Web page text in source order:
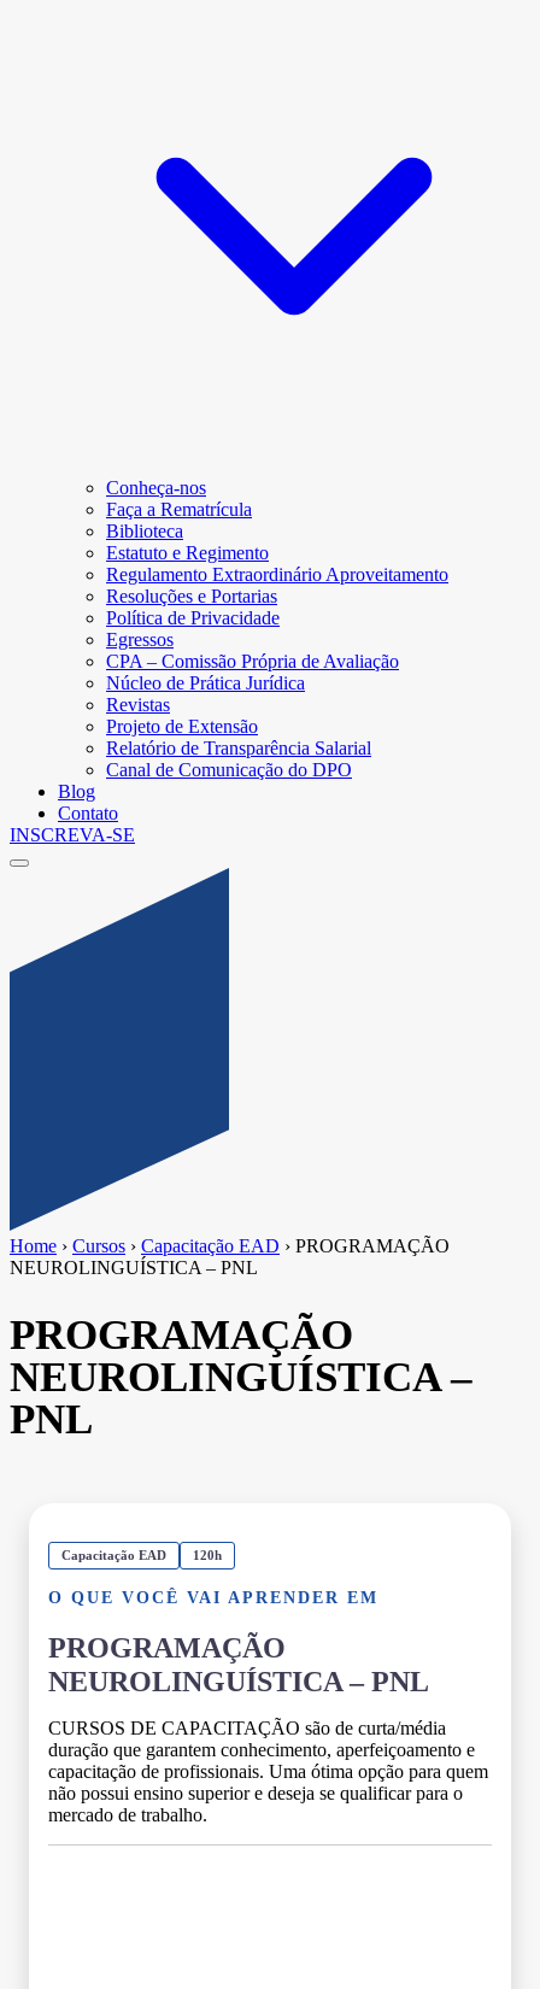
Conheça-nos
Faça a Rematrícula
Biblioteca
Estatuto e Regimento
Regulamento Extraordinário Aproveitamento
Resoluções e Portarias
Política de Privacidade
Egressos
CPA – Comissão Própria de Avaliação
Núcleo de Prática Jurídica
Revistas
Projeto de Extensão
Relatório de Transparência Salarial
Canal de Comunicação do DPO
Blog
Contato
INSCREVA-SE
Home › Cursos › Capacitação EAD › PROGRAMAÇÃO
NEUROLINGUÍSTICA – PNL
PROGRAMAÇÃO
NEUROLINGUÍSTICA –
PNL
Capacitação EAD 120h
O QUE VOCÊ VAI APRENDER EM
PROGRAMAÇÃO
NEUROLINGUÍSTICA – PNL
CURSOS DE CAPACITAÇÃO são de curta/média
duração que garantem conhecimento, aperfeiçoamento e
capacitação de profissionais. Uma ótima opção para quem
não possui ensino superior e deseja se qualificar para o
mercado de trabalho.